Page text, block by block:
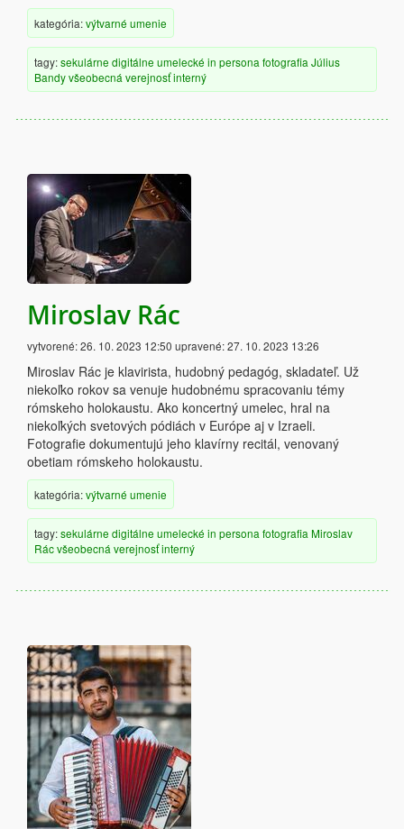
kategória:výtvarné umenie
tagy:sekulárne digitálne umelecké in persona fotografia Július
Bandyvšeobecná verejnosťinterný
Miroslav Rác
vytvorené:26. 10. 2023 12:50 upravené:27. 10. 2023 13:26
Miroslav Rác je klavirista, hudobný pedagóg, skladateľ. Už
niekoľko rokov sa venuje hudobnému spracovaniu témy
rómskeho holokaustu. Ako koncertný umelec, hral na
niekoľkých svetových pódiách v Európe aj v Izraeli.
Fotografie dokumentujú jeho klavírny recitál, venovaný
obetiam rómskeho holokaustu.
kategória:výtvarné umenie
tagy:sekulárne digitálne umelecké in persona fotografia Miroslav
Rácvšeobecná verejnosťinterný